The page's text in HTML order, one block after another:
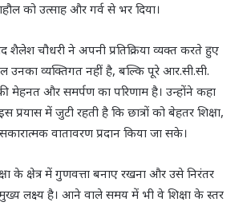
को उत्साह और गर्व से भर दिया।
शैलेश चौधरी ने अपनी प्रतिक्रिया व्यक्त करते हुए
उनका व्यक्तिगत नहीं है, बल्कि पूरे आर.सी.सी.
मेहनत और समर्पण का परिणाम है। उन्होंने कहा
प्रयास में जुटी रहती है कि छात्रों को बेहतर शिक्षा,
वातावरण प्रदान किया जा सके।
के क्षेत्र में गुणवत्ता बनाए रखना और उसे निरंतर
लक्ष्य है। आने वाले समय में भी वे शिक्षा के स्तर